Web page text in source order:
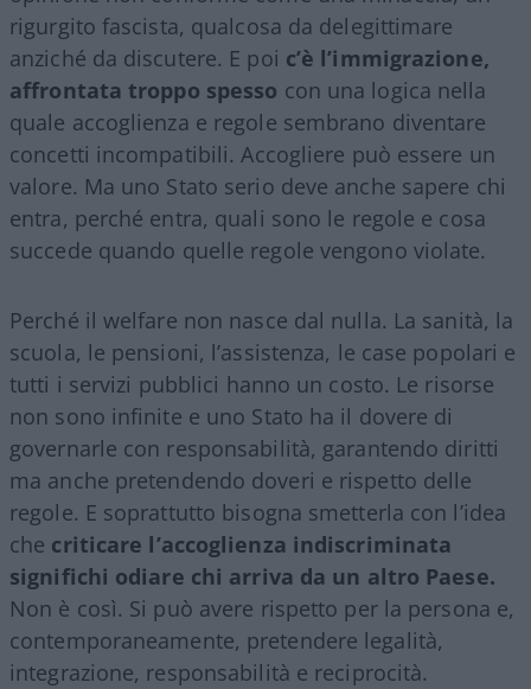
rigurgito fascista, qualcosa da delegittimare
anziché da discutere. E poi c’è l’immigrazione,
affrontata troppo spesso con una logica nella
quale accoglienza e regole sembrano diventare
concetti incompatibili. Accogliere può essere un
valore. Ma uno Stato serio deve anche sapere chi
entra, perché entra, quali sono le regole e cosa
succede quando quelle regole vengono violate.
Perché il welfare non nasce dal nulla. La sanità, la
scuola, le pensioni, l’assistenza, le case popolari e
tutti i servizi pubblici hanno un costo. Le risorse
non sono infinite e uno Stato ha il dovere di
governarle con responsabilità, garantendo diritti
ma anche pretendendo doveri e rispetto delle
regole. E soprattutto bisogna smetterla con l’idea
che criticare l’accoglienza indiscriminata
significhi odiare chi arriva da un altro Paese.
Non è così. Si può avere rispetto per la persona e,
contemporaneamente, pretendere legalità,
integrazione, responsabilità e reciprocità.